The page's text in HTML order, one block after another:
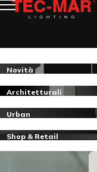
Novità
Architetturali
Urban
Shop & Retail